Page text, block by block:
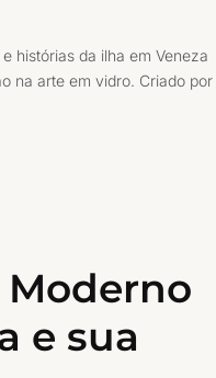
histórias da ilha em Veneza
na arte em vidro. Criado por
e sua